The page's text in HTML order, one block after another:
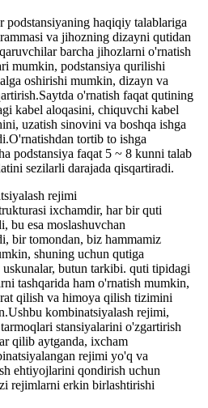
podstansiyaning haqiqiy talablariga
va jihozning dizayni qutidan
barcha jihozlarni o'rnatish
mumkin, podstansiya qurilishi
oshirishi mumkin, dizayn va
o'rnatish faqat qutining
kabel aloqasini, chiquvchi kabel
uzatish sinovini va boshqa ishga
tortib to ishga
podstansiya faqat 5 ~ 8 kunni talab
sezilarli darajada qisqartiradi.
rejimi
ixchamdir, har bir quti
bu esa moslashuvchan
bir tomondan, biz hammamiz
shuning uchun qutiga
butun tarkibi. quti tipidagi
tashqarida ham o'rnatish mumkin,
qilish va himoya qilish tizimini
kombinatsiyalash rejimi,
stansiyalarini o'zgartirish
qilib aytganda, ixcham
rejimi yo'q va
ehtiyojlarini qondirish uchun
rejimlarni erkin birlashtirishi